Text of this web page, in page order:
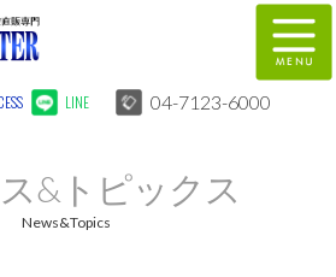
LINE 04-7123-6000
&トピックス
News&Topics